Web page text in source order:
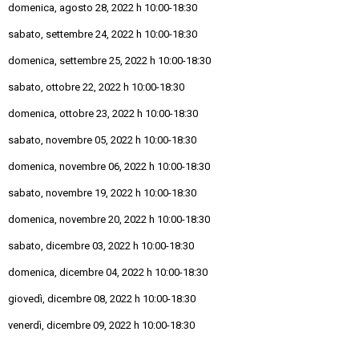
domenica, agosto 28, 2022 h 10:00-18:30
sabato, settembre 24, 2022 h 10:00-18:30
domenica, settembre 25, 2022 h 10:00-18:30
sabato, ottobre 22, 2022 h 10:00-18:30
domenica, ottobre 23, 2022 h 10:00-18:30
sabato, novembre 05, 2022 h 10:00-18:30
domenica, novembre 06, 2022 h 10:00-18:30
sabato, novembre 19, 2022 h 10:00-18:30
domenica, novembre 20, 2022 h 10:00-18:30
sabato, dicembre 03, 2022 h 10:00-18:30
domenica, dicembre 04, 2022 h 10:00-18:30
giovedì, dicembre 08, 2022 h 10:00-18:30
venerdì, dicembre 09, 2022 h 10:00-18:30